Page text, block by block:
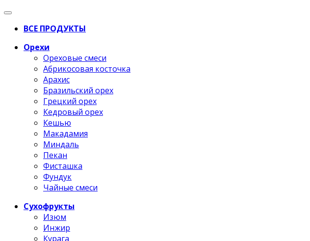
ВСЕ ПРОДУКТЫ
Орехи
Ореховые смеси
Абрикосовая косточка
Арахис
Бразильский орех
Грецкий орех
Кедровый орех
Кешью
Макадамия
Миндаль
Пекан
Фисташка
Фундук
Чайные смеси
Сухофрукты
Изюм
Инжир
Курага